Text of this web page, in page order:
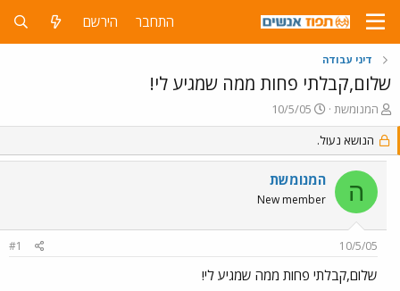
התחבר הירשם
דיני עבודה
שלום,קבלתי פחות ממה שמגיע לי!
פ
ו
ת
ח
נ
המנומשת
פ
ו
ס
ם
ב
ת
ך
10/5/05
הנושא נעול.
ה המנומשת
New member
10/5/05
#1
שלום,קבלתי פחות ממה שמגיע לי!